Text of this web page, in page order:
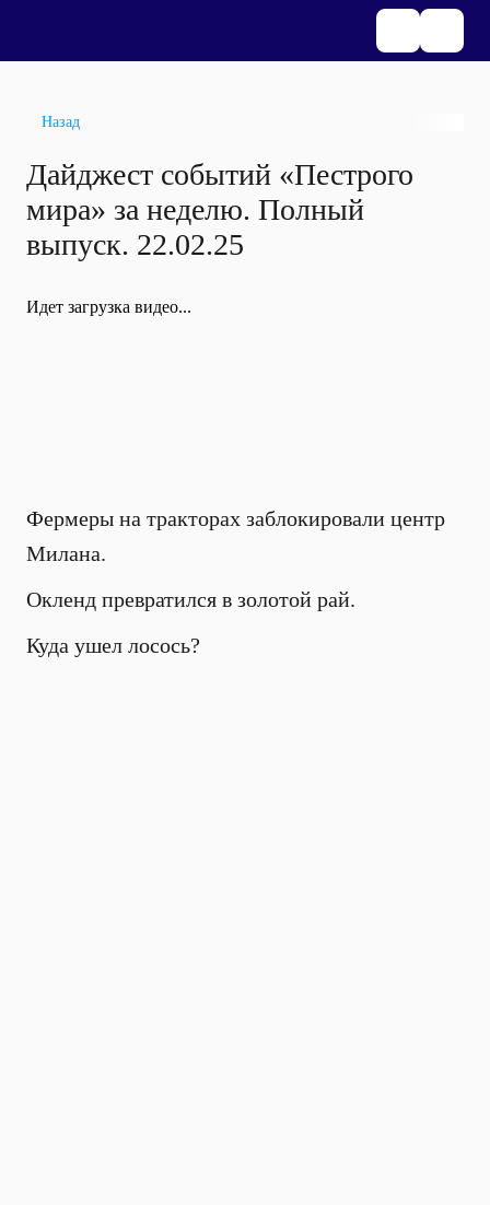
Назад
Дайджест событий «Пестрого
мира» за неделю. Полный
выпуск. 22.02.25
Фермеры на тракторах заблокировали центр
Милана.
Окленд превратился в золотой рай.
Куда ушел лосось?